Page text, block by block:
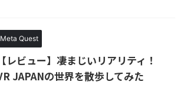
Meta Quest
【レビュー】凄まじいリアリティ！
JAPANの世界を散歩してみた